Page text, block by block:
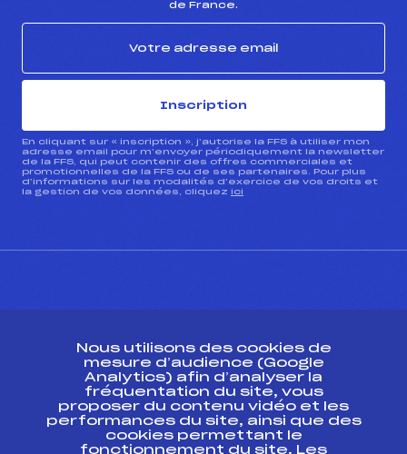
de France.
Inscription
En cliquant sur « inscription », j’autorise la FFS à utiliser mon
adresse email pour m’envoyer périodiquement la newsletter
de la FFS, qui peut contenir des offres commerciales et
promotionnelles de la FFS ou de ses partenaires. Pour plus
d’informations sur les modalités d’exercice de vos droits et
la gestion de vos données, cliquez ici
Ressources
Pass’Neige
Projet sportif fédéral
Nous utilisons des cookies de
mesure d’audience (Google
Analytics) afin d’analyser la
fréquentation du site, vous
proposer du contenu vidéo et les
performances du site, ainsi que des
cookies permettant le
fonctionnement du site. Les